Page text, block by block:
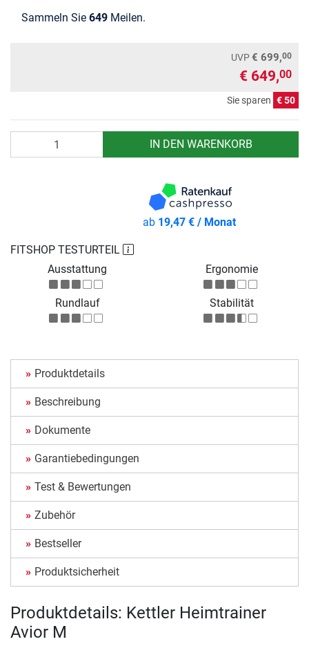
Sammeln Sie 649 Meilen.
UVP€ 699,00
€ 649,00
Sie sparen € 50
IN DEN WARENKORB
FITSHOP TESTURTEIL
Ausstattung
Ergonomie
Rundlauf Stabilität
ab 19,47 € / Monat
Produktdetails
Beschreibung
Dokumente
Garantiebedingungen
Test & Bewertungen
Zubehör
Bestseller
Produktsicherheit
Produktdetails: Kettler Heimtrainer
Avior M